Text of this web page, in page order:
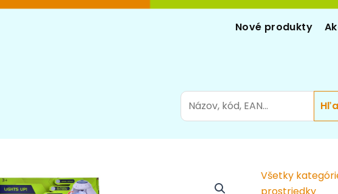
Nové produkty
Search
for:
Všetky
prostriedky
množstvo
SPACE